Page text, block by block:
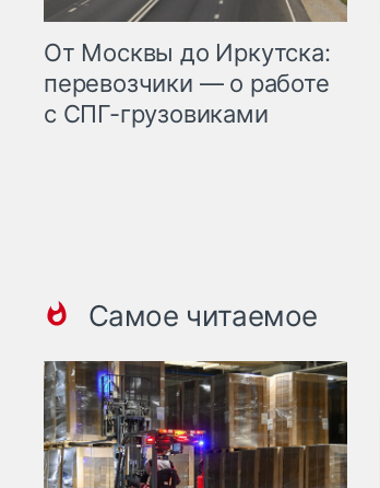
От Москвы до Иркутска:
перевозчики — о работе
с СПГ-грузовиками
Самое читаемое